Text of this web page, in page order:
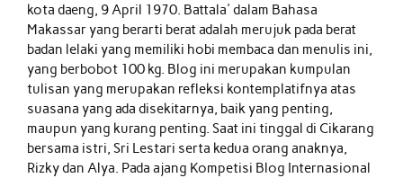
kota daeng, 9 April 1970. Battala' dalam Bahasa
Makassar yang berarti berat adalah merujuk pada berat
badan lelaki yang memiliki hobi membaca dan menulis ini,
yang berbobot 100 kg. Blog ini merupakan kumpulan
tulisan yang merupakan refleksi kontemplatifnya atas
suasana yang ada disekitarnya, baik yang penting,
maupun yang kurang penting. Saat ini tinggal di Cikarang
bersama istri, Sri Lestari serta kedua orang anaknya,
Rizky dan Alya. Pada ajang Kompetisi Blog Internasional